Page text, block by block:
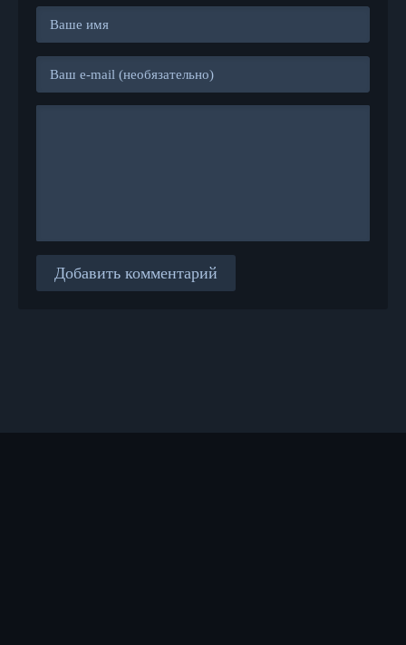
Добавить комментарий